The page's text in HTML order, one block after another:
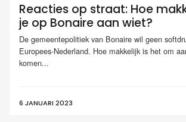
Reacties op straat: Hoe
je op Bonaire aan wiet?
De gemeentepolitiek van Bonaire wil geen
Europees-Nederland. Hoe makkelijk is het om
komen...
6 JANUARI 2023